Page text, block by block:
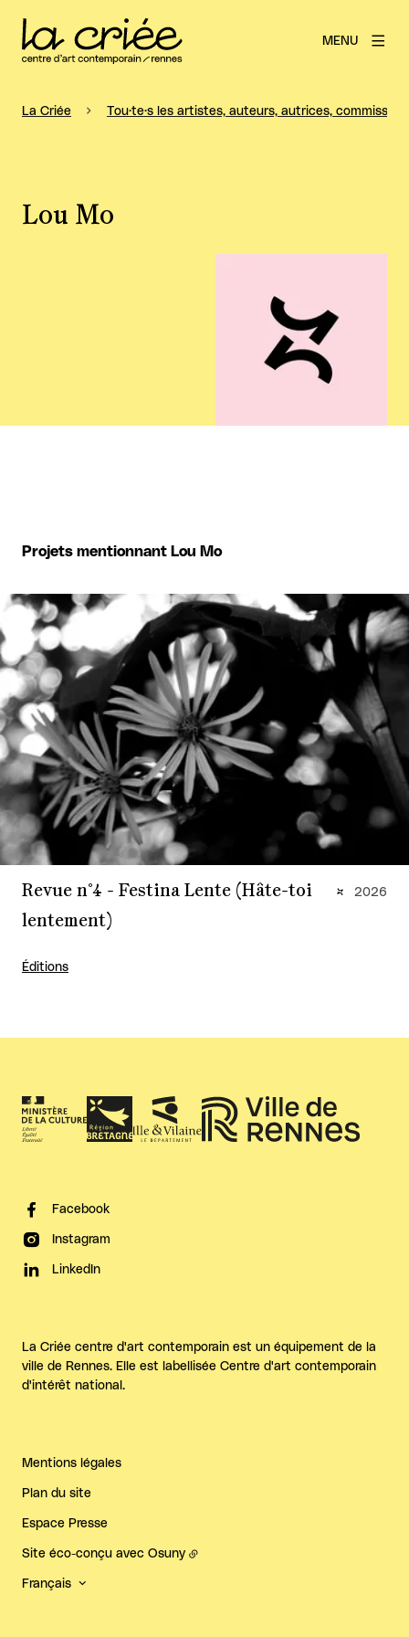
MENU
La Criée Tou·te·s les artistes, auteurs, autrices,
Lou Mo
Projets mentionnant Lou Mo
Revue n°4 - Festina Lente (Hâte-toi
lentement)
Éditions
2026
Facebook
Instagram
LinkedIn
La Criée centre d'art contemporain est un équipement de la
ville de Rennes. Elle est labellisée Centre d'art contemporain
d'intérêt national.
Mentions légales
Plan du site
Espace Presse
Site éco-conçu avec Osuny
Français